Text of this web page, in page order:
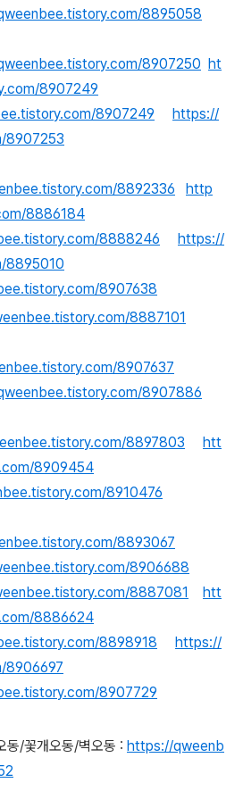
8895058
8907250 ht
8907249
8907249
https://
8907253
8892336
http
8886184
8888246
https://
8895010
8907638
8887101
8907637
8907886
8897803
htt
8909454
8910476
8893067
8906688
8887081
htt
8886624
8898918
https://
8906697
8907729
동/꽃개오동/벽오동 : https://qweenb